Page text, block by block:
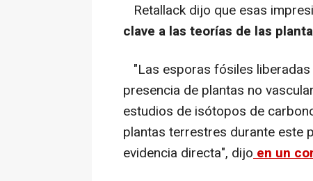
Retallack dijo que esas
clave a las teorías de las
"Las esporas fósiles
presencia de plantas no
estudios de isótopos de
plantas terrestres durante este
evidencia directa", dijoen un